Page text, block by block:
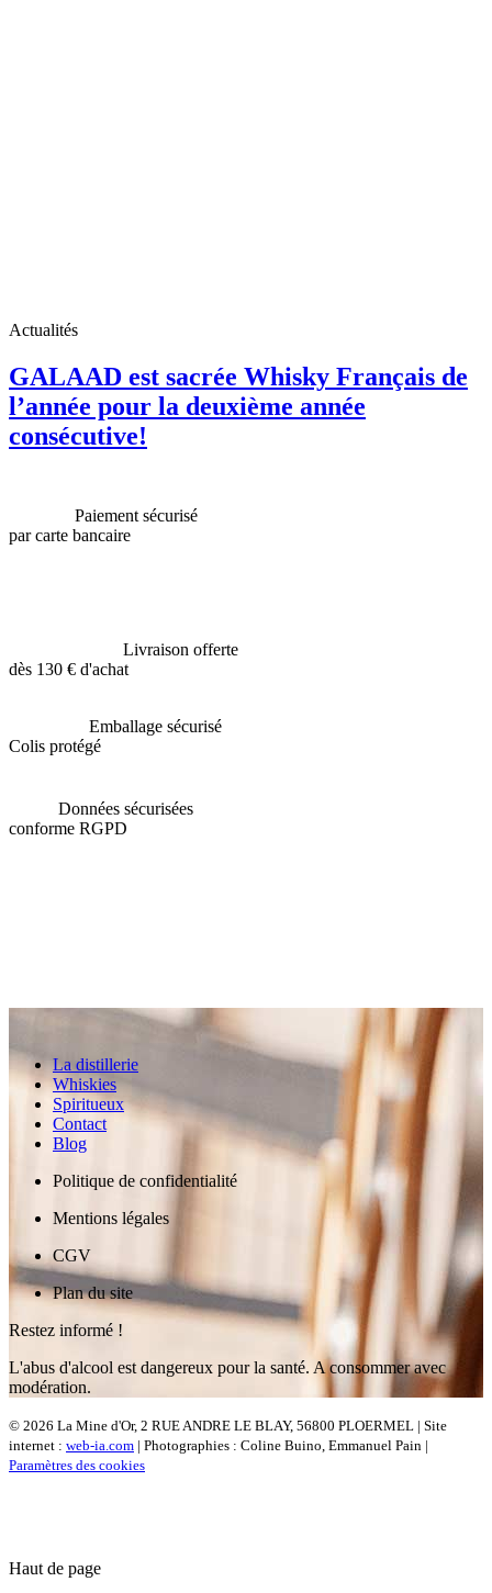
Actualités
GALAAD est sacrée Whisky Français de
l’année pour la deuxième année
consécutive!
Paiement sécurisé
par carte bancaire
Livraison offerte
dès 130 € d'achat
Emballage sécurisé
Colis protégé
Données sécurisées
conforme RGPD
La distillerie
Whiskies
Spiritueux
Contact
Blog
Politique de confidentialité
Mentions légales
CGV
Plan du site
Restez informé !
L'abus d'alcool est dangereux pour la santé. A consommer avec
modération.
© 2026 La Mine d'Or, 2 RUE ANDRE LE BLAY, 56800 PLOERMEL | Site
internet : web-ia.com | Photographies : Coline Buino, Emmanuel Pain |
Paramètres des cookies
Haut de page